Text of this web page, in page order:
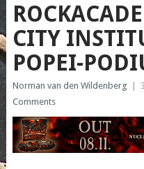
CITY
POPEI-
Norman van den Wildenberg
Comments